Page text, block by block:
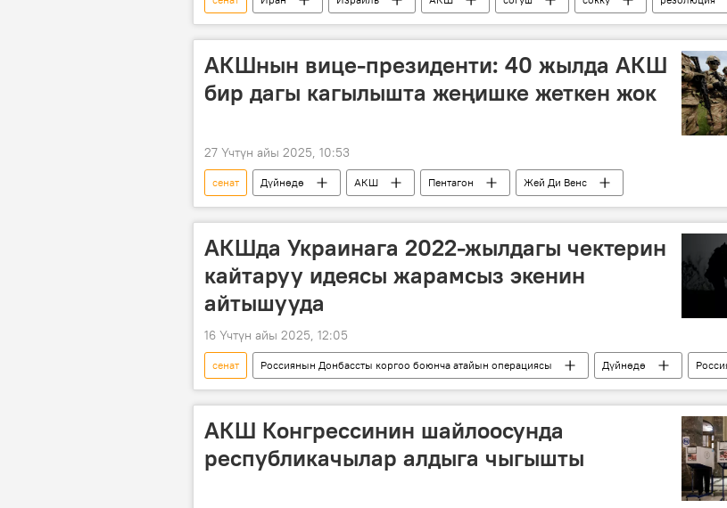
Конгресс
Аскер
АКШнын вице-президенти: 40 жылда АКШ
бир дагы кагылышта жеңишке жеткен жок
27 Үчтүн айы 2025, 10:53
сенат Дүйнөдө АКШ Пентагон Жей Ди Венс
АКШда Украинага 2022-жылдагы чектерин
кайтаруу идеясы жарамсыз экенин
айтышууда
16 Үчтүн айы 2025, 12:05
сенат Россиянын Донбассты коргоо боюнча атайын операциясы Дүйнөдө
АКШ
Украина атайын операция чек ара
АКШ Конгрессинин шайлоосунда
республикачылар алдыга чыгышты